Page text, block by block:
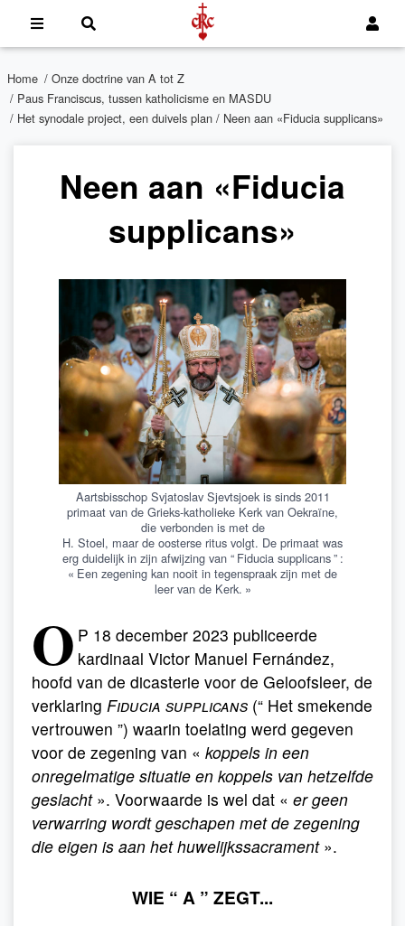
Home / Onze doctrine van A tot Z
/ Paus Franciscus, tussen katholicisme en MASDU
/ Het synodale project, een duivels plan / Neen aan «Fiducia supplicans»
Neen aan «Fiducia
supplicans»
Aartsbisschop Svjatoslav Sjevtsjoek is sinds 2011
primaat van de Grieks-katholieke Kerk van Oekraïne,
die verbonden is met de
H. Stoel, maar de oosterse ritus volgt. De primaat was
erg duidelijk in zijn afwijzing van “ Fiducia supplicans ” :
« Een zegening kan nooit in tegenspraak zijn met de
leer van de Kerk. »
O P 18 december 2023 publiceerde
kardinaal Victor Manuel Fernández,
hoofd van de dicasterie voor de Geloofsleer, de
verklaring Fiducia supplicans (“ Het smekende
vertrouwen ”) waarin toelating werd gegeven
voor de zegening van « koppels in een
onregelmatige situatie en koppels van hetzelfde
geslacht». Voorwaarde is wel dat « er geen
verwarring wordt geschapen met de zegening
die eigen is aan het huwelijkssacrament».
WIE “ A ” ZEGT...